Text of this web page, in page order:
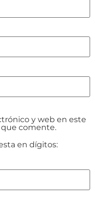
y web en este
que comente.
en dígitos: